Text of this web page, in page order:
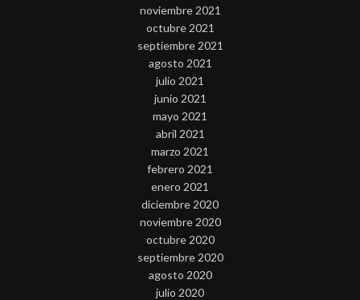
noviembre 2021
octubre 2021
septiembre 2021
agosto 2021
julio 2021
junio 2021
mayo 2021
abril 2021
marzo 2021
febrero 2021
enero 2021
diciembre 2020
noviembre 2020
octubre 2020
septiembre 2020
agosto 2020
julio 2020